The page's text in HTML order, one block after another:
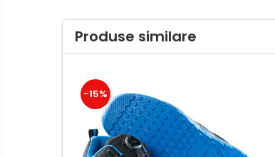
Articole pentru birou, suprafete,
Accesorii pentru curatenie
Tipografie si stampile
Formulare tipizate
Produse similare
-15%